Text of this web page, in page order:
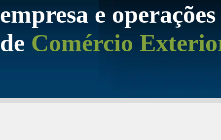
empresa e operações
de Comércio